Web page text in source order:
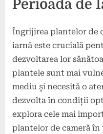
Perioada de
Îngrijirea plantelor de
iarnă este crucială
dezvoltarea lor
plantele sunt mai
mediu și necesită o
dezvolta în condiții
explora cele mai
plantelor de cameră